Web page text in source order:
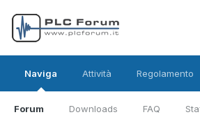
Naviga
Forum Downloads FAQ
Attività Regolamento